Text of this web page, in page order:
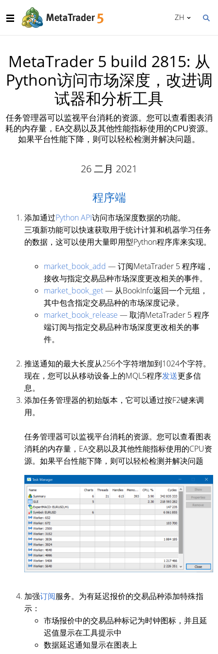
ZH
MetaTrader 5 build 2815: 从
Python访问市场深度，改进调
试器和分析工具
任务管理器可以监视平台消耗的资源。您可以查看图表消
耗的内存量，EA交易以及其他性能指标使用的CPU资源。
如果平台性能下降，则可以轻松检测并解决问题。
26 二月 2021
程序端
添加通过Python API访问市场深度数据的功能。
三项新功能可以快速获取用于统计计算和机器学习任务
的数据，这可以使用大量即用型Python程序库来实现。
market_book_add — 订阅MetaTrader 5 程序端，
接收与指定交易品种市场深度更改相关的事件。
market_book_get— 从BookInfo返回一个元组，
其中包含指定交易品种的市场深度记录。
market_book_release — 取消MetaTrader 5 程序
端订阅与指定交易品种市场深度更改相关的事
件。
推送通知的最大长度从256个字符增加到1024个字符。
现在，您可以从移动设备上的MQL5程序发送更多信
息。
添加任务管理器的初始版本，它可以通过按F2键来调
用。
任务管理器可以监视平台消耗的资源。您可以查看图表
消耗的内存量，EA交易以及其他性能指标使用的CPU资
源。如果平台性能下降，则可以轻松检测并解决问题
加强订阅服务。为有延迟报价的交易品种添加特殊指
示：
市场报价中的交易品种标记为时钟图标，并且延
迟值显示在工具提示中
数据延迟通知显示在图表上